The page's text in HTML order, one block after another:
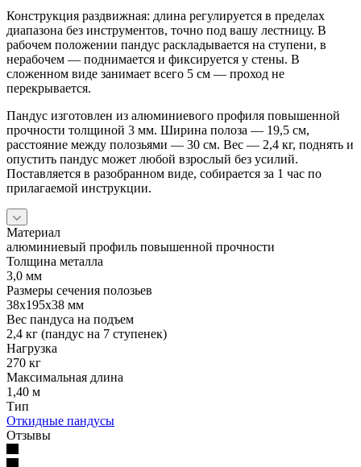
Конструкция раздвижная: длина регулируется в пределах
диапазона без инструментов, точно под вашу лестницу. В
рабочем положении пандус раскладывается на ступени, в
нерабочем — поднимается и фиксируется у стены. В
сложенном виде занимает всего 5 см — проход не
перекрывается.
Пандус изготовлен из алюминиевого профиля повышенной
прочности толщиной 3 мм. Ширина полоза — 19,5 см,
расстояние между полозьями — 30 см. Вес — 2,4 кг, поднять и
опустить пандус может любой взрослый без усилий.
Поставляется в разобранном виде, собирается за 1 час по
прилагаемой инструкции.
Материал
алюминиевый профиль повышенной прочности
Толщина металла
3,0 мм
Размеры сечения полозьев
38х195х38 мм
Вес пандуса на подъем
2,4 кг (пандус на 7 ступенек)
Нагрузка
270 кг
Максимальная длина
1,40 м
Тип
Откидные пандусы
Отзывы